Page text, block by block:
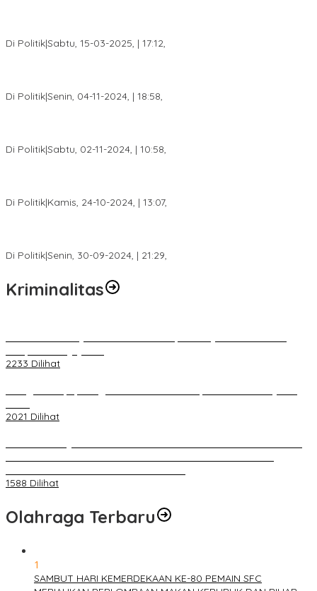
Di Politik|Sabtu, 15-03-2025, | 17:12,
Di Politik|Senin, 04-11-2024, | 18:58,
Di Politik|Sabtu, 02-11-2024, | 10:58,
Di Politik|Kamis, 24-10-2024, | 13:07,
Di Politik|Senin, 30-09-2024, | 21:29,
Kriminalitas
2233 Dilihat
2021 Dilihat
1588 Dilihat
Olahraga Terbaru
1
SAMBUT HARI KEMERDEKAAN KE-80 PEMAIN SFC